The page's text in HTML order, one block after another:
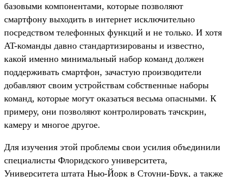
базовыми компонентами, которые позволяют
смартфону выходить в интернет исключительно
посредством телефонных функций и не только. И хотя
AT-команды давно стандартизированы и известно,
какой именно минимальный набор команд должен
поддерживать смартфон, зачастую производители
добавляют своим устройствам собственные наборы
команд, которые могут оказаться весьма опасными. К
примеру, они позволяют контролировать тачскрин,
камеру и многое другое.
Для изучения этой проблемы свои усилия объединили
специалисты Флоридского университета,
Университета штата Нью-Йорк в Стоуни-Брук, а также